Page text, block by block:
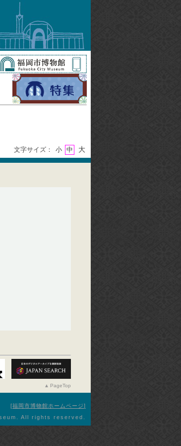
文字サイズ： 小 中 大
PageTop
福岡市博物館ホームページ
All rights reserved.